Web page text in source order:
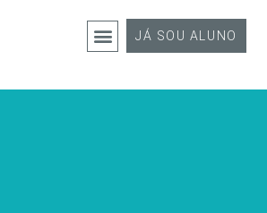
JÁ SOU ALUNO